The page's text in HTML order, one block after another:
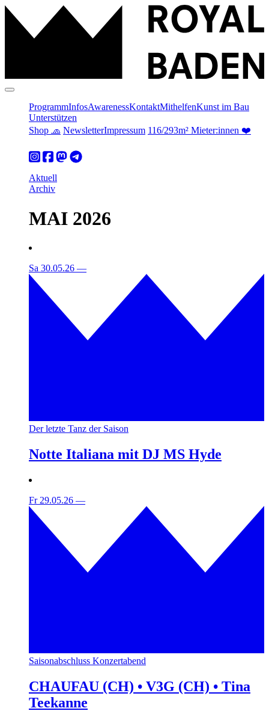
ProgrammInfosAwarenessKontaktMithelfenKunst im Bau
Unterstützen
Shop 🧢 NewsletterImpressum 116/293m² Mieter:innen ❤️
Aktuell
Archiv
MAI 2026
Sa 30.05.26 —
Der letzte Tanz der Saison
Notte Italiana mit DJ MS Hyde
Fr 29.05.26 —
Saisonabschluss Konzertabend
CHAUFAU (CH) • V3G (CH) • Tina
Teekanne